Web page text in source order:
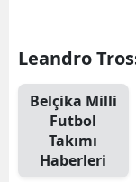
Leandro
Belçika Milli
Futbol
Takımı
Haberleri